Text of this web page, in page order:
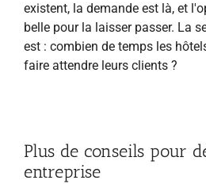
existent, la demande est là, et
belle pour la laisser passer. La
est : combien de temps les
faire attendre leurs clients ?
Plus de conseils pour
entreprise